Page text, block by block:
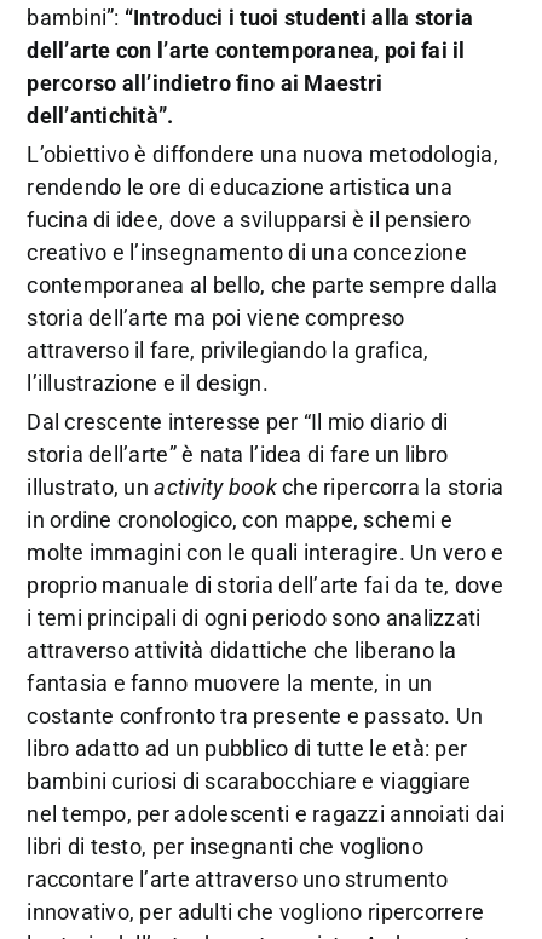
bambini”: “Introduci i tuoi studenti alla storia
dell’arte con l’arte contemporanea, poi fai il
percorso all’indietro fino ai Maestri
dell’antichità”.
L’obiettivo è diffondere una nuova metodologia,
rendendo le ore di educazione artistica una
fucina di idee, dove a svilupparsi è il pensiero
creativo e l’insegnamento di una concezione
contemporanea al bello, che parte sempre dalla
storia dell’arte ma poi viene compreso
attraverso il fare, privilegiando la grafica,
l’illustrazione e il design.
Dal crescente interesse per “Il mio diario di
storia dell’arte” è nata l’idea di fare un libro
illustrato, unactivity bookche ripercorra la storia
in ordine cronologico, con mappe, schemi e
molte immagini con le quali interagire. Un vero e
proprio manuale di storia dell’arte fai da te, dove
i temi principali di ogni periodo sono analizzati
attraverso attività didattiche che liberano la
fantasia e fanno muovere la mente, in un
costante confronto tra presente e passato. Un
libro adatto ad un pubblico di tutte le età: per
bambini curiosi di scarabocchiare e viaggiare
nel tempo, per adolescenti e ragazzi annoiati dai
libri di testo, per insegnanti che vogliono
raccontare l’arte attraverso uno strumento
innovativo, per adulti che vogliono ripercorrere